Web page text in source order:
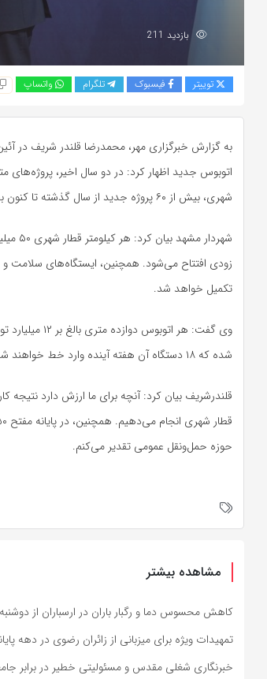
بازدید 211
توییتر فیسبوک تلگرام واتساپ
اتوبوس جدید اظهار کرد: در دو سال اخیر، پروژه‌های
شهری، بیش از ۶۰ پروژه جدید از سال گذشته تا کنون به بهره‌برداری رسیده است.
زودی افتتاح می‌شود. همچنین، ایستگاه‌های سلامت و
تکمیل خواهد شد.
شده که ۱۸ دستگاه آن هفته آینده وارد خط خواهند شد.
قلندرشریف بیان کرد: آنچه برای ما ارزش دارد
حوزه حمل‌ونقل عمومی تقدیر می‌کنم.
مشاهده بیشتر
کاهش محسوس دما و رگبار باران در ارسباران از دوشنبه
تمهیدات ویژه برای میزبانی از زائران رضوی در دهه
خبرنگاری شغلی مقدس و مسئولیتی خطیر در برابر